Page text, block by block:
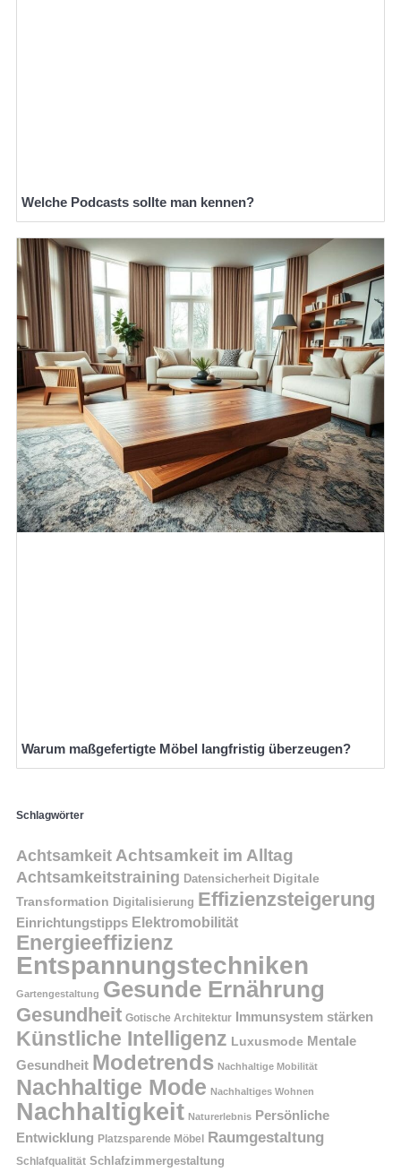
Welche Podcasts sollte man kennen?
Warum maßgefertigte Möbel langfristig überzeugen?
Schlagwörter
Achtsamkeit Achtsamkeit im Alltag
Achtsamkeitstraining Datensicherheit Digitale
Transformation Digitalisierung Effizienzsteigerung
Einrichtungstipps Elektromobilität
Energieeffizienz
Entspannungstechniken
Gartengestaltung Gesunde Ernährung
Gesundheit Gotische Architektur Immunsystem stärken
Künstliche Intelligenz Luxusmode Mentale
Gesundheit Modetrends Nachhaltige Mobilität
Nachhaltige Mode Nachhaltiges Wohnen
Nachhaltigkeit Naturerlebnis Persönliche
Entwicklung Platzsparende Möbel Raumgestaltung
Schlafqualität Schlafzimmergestaltung